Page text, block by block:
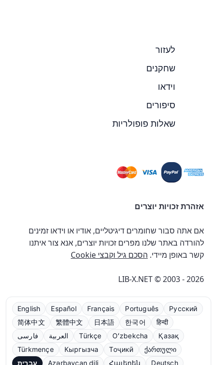
לעזור
שחקנים
וידאו
סיפורים
שאלות פופולריות
אזהרת זכויות יוצרים
אם אתה סבור שחומרים דיגיטליים, אודיו או וידאו זמינים
להורדה באתר שלנו מפרים זכויות יוצרים, אנא צור איתנו
קשר באופן מיידי. הסכם גיל וקבצי Cookie
LIB-X.NET © 2003 - 2026
English Español Français Português
Русский
简体中文
繁體中文 日本語 한국어
हिन्दी
فارسی
العربية Türkçe Oʻzbekcha
Қазақ
Türkmençe
Кыргызча Тоҷикӣ
ქართული
עברית
Azərbaycan dili Հայերեն Deutsch